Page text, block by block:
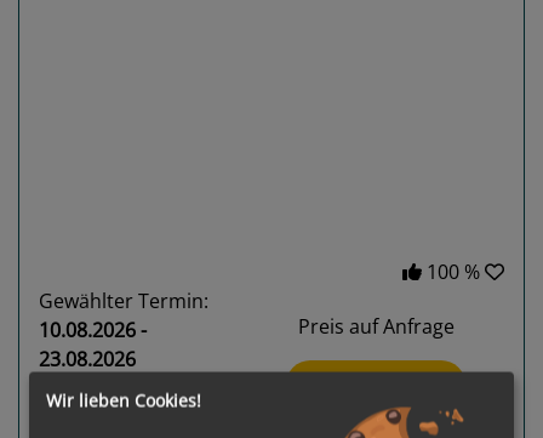
100 %
Gewählter Termin:
10.08.2026 -
23.08.2026
Leistungspakete
Preis auf Anfrage
Wir lieben Cookies!